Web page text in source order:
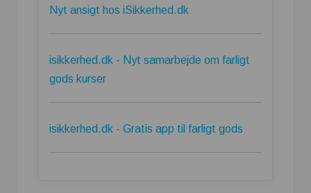
Nyt ansigt hos iSikkerhed.dk
isikkerhed.dk - Nyt samarbejde om farligt
gods kurser
isikkerhed.dk - Gratis app til farligt gods